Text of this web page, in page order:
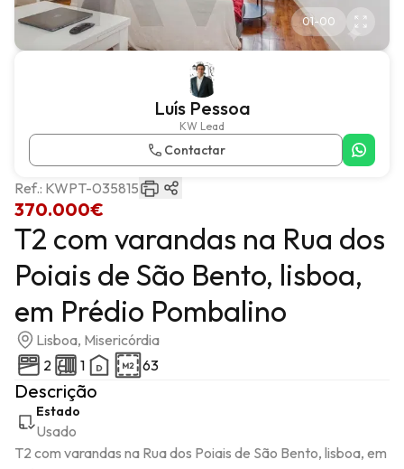
01-00
Luís Pessoa
KW Lead
Contactar
370.000€
Ref.: KWPT-035815
T2 com varandas na Rua dos
Poiais de São Bento, lisboa,
em Prédio Pombalino
Lisboa, Misericórdia
2
1 63
Descrição
Estado
Usado
T2 com varandas na Rua dos Poiais de São Bento, lisboa, em